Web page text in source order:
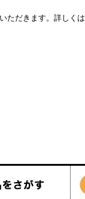
ただきます。詳しくは